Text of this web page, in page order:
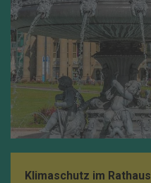
Klimaschutz im Rathaus